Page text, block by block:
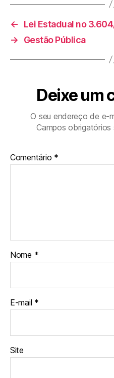
←
Lei Estadual no
→
Gestão Pública
Deixe um
O seu endereço de e-
Campos
Comentário *
Nome *
E-mail *
Site